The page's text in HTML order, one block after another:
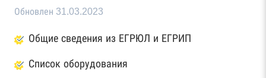
Обновлен 31.03.2023
Общие сведения из ЕГРЮЛ и ЕГРИП
Список оборудования